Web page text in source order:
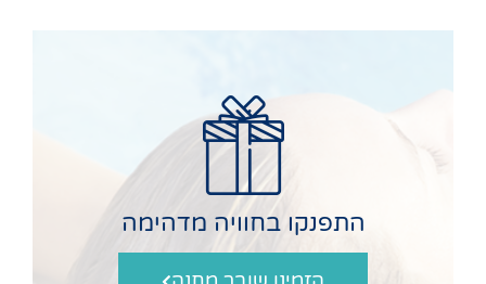
התפנקו בחוויה מדהימה